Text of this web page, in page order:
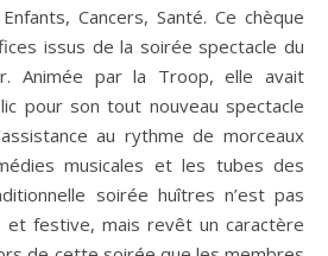
Cancers, Santé. Ce chèque
issus de la soirée spectacle du
Animée par la Troop, elle avait
pour son tout nouveau spectacle
au rythme de morceaux
musicales et les tubes des
soirée huîtres n’est pas
et festive, mais revêt un caractère